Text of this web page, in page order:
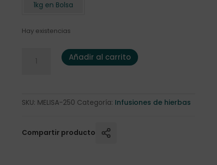
1kg en Bolsa
Hay existencias
Melisa 250 gr. cantidadAñadir al carrito
SKU: MELISA-250 Categoría: Infusiones de hierbas
Compartir producto